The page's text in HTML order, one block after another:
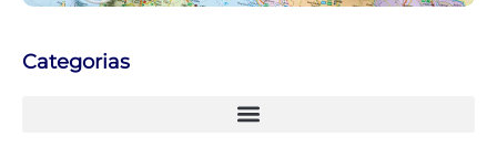
Categorias